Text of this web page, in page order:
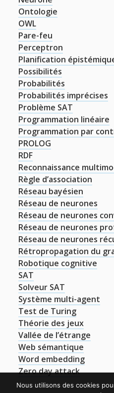
Ontologie
OWL
Pare-feu
Perceptron
Planification
Possibilités
Probabilités
Probabilités imprécises
Problème SAT
Programmation linéaire
Programmation par
PROLOG
RDF
Reconnaissance
Règle d’association
Réseau bayésien
Réseau de neurones
Réseau de neurones
Réseau de neurones
Réseau de neurones
Rétropropagation du
Robotique cognitive
SAT
Solveur SAT
Système multi-agent
Test de Turing
Théorie des jeux
Vallée de l’étrange
Web sémantique
Word embedding
Zero day attack
Nous utilisons des cookies